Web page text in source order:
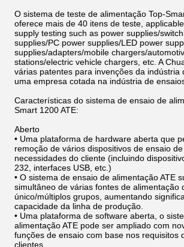
O sistema de teste de alimentação Top-
oferece mais de 40 itens de teste,
supply testing such as power supplies/
supplies/PC power supplies/LED power
supplies/adapters/mobile chargers/
stations/electric vehicle chargers, etc. A
várias patentes para invenções da indústria
uma empresa cotada na indústria de
Características do sistema de ensaio de
Smart 1200 ATE:
Aberto
• Uma plataforma de hardware aberta que
remoção de vários dispositivos de ensaio
necessidades do cliente (incluindo
232, interfaces USB, etc.)
• O sistema de ensaio de alimentação ATE
simultâneo de várias fontes de alimentação
único/múltiplos grupos, aumentando
capacidade da linha de produção.
• Uma plataforma de software aberta, o
alimentação ATE pode ser ampliado com
funções de ensaio com base nos requisitos
clientes.